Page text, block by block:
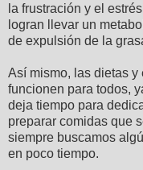
la frustración y el
logran llevar un
de expulsión de la
Así mismo, las dietas
funcionen para todos,
deja tiempo para
preparar comidas que
siempre buscamos
en poco tiempo.